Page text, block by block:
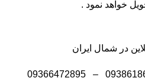
خواهد نمود .
در شمال ایران
–
09366472895